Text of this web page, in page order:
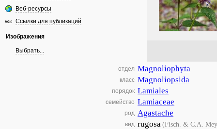
Веб-ресурсы
Ссылки для публикаций
Изображения
Выбрать...
отдел Magnoliophyta
класс Magnoliopsida
порядок Lamiales
семейство Lamiaceae
род Agastache
вид rugosa(Fisch. & C.A.